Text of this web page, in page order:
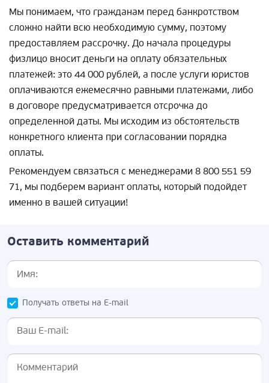
Мы понимаем, что гражданам перед банкротством
сложно найти всю необходимую сумму, поэтому
предоставляем рассрочку. До начала процедуры
физлицо вносит деньги на оплату обязательных
платежей: это 44 000 рублей, а после услуги юристов
оплачиваются ежемесячно равными платежами, либо
в договоре предусматривается отсрочка до
определенной даты. Мы исходим из обстоятельств
конкретного клиента при согласовании порядка
оплаты.
Рекомендуем связаться с менеджерами 8 800 551 59
71, мы подберем вариант оплаты, который подойдет
именно в вашей ситуации!
Оставить комментарий
Получать ответы на E-mail